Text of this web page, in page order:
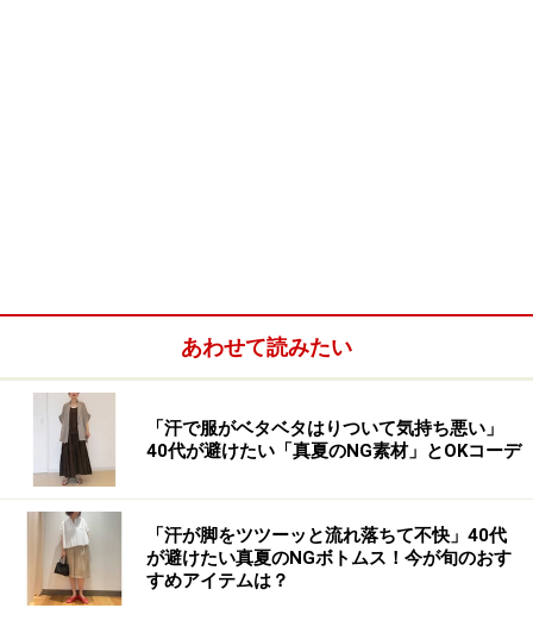
あわせて読みたい
「汗で服がベタベタはりついて気持ち悪い」
40代が避けたい「真夏のNG素材」とOKコーデ
「汗が脚をツツーッと流れ落ちて不快」40代
が避けたい真夏のNGボトムス！今が旬のおす
すめアイテムは？